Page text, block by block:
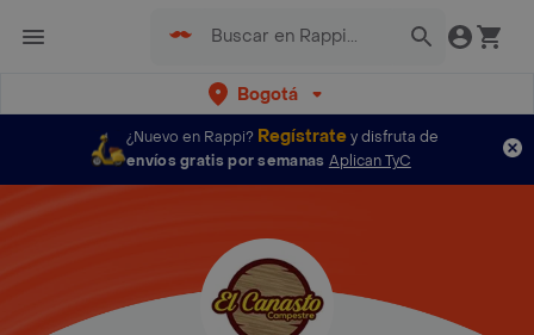
Bogotá
¿Nuevo en Rappi? Regístratey disfruta de
envíos gratis por semanas Aplican TyC